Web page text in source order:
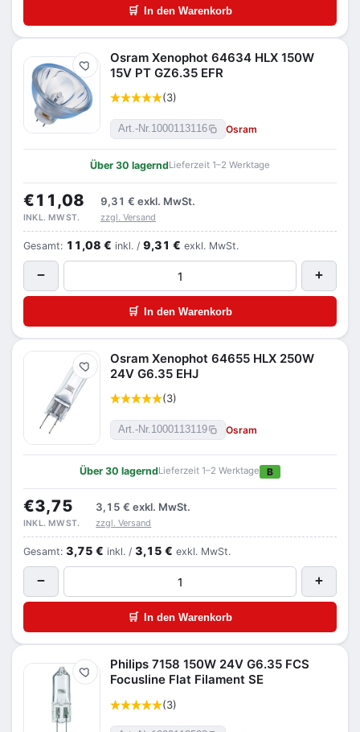
🛒 In den Warenkorb
Merken
Osram Xenophot 64634 HLX 150W
15V PT GZ6.35 EFR
(3)
Art.-Nr.1000113116 Osram
Über 30 lagerndLieferzeit 1–2 Werktage
€11,08 9,31 € exkl. MwSt.
INKL. MWST. zzgl. Versand
Gesamt: 11,08 € inkl. / 9,31 € exkl. MwSt.
− +
🛒 In den Warenkorb
Merken
Osram Xenophot 64655 HLX 250W
24V G6.35 EHJ
(3)
Art.-Nr.1000113119 Osram
Über 30 lagerndLieferzeit 1–2 Werktage B
€3,75 3,15 € exkl. MwSt.
INKL. MWST. zzgl. Versand
Gesamt: 3,75 € inkl. / 3,15 € exkl. MwSt.
− +
🛒 In den Warenkorb
Merken
Philips 7158 150W 24V G6.35 FCS
Focusline Flat Filament SE
(3)